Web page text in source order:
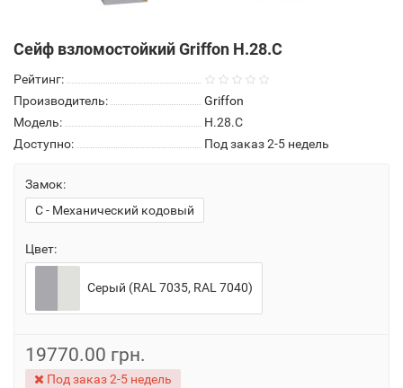
Сейф взломостойкий Griffon H.28.C
Рейтинг:
Производитель:
Griffon
Модель:
H.28.C
Доступно:
Под заказ 2-5 недель
Замок:
C - Механический кодовый
Цвет:
Серый (RAL 7035, RAL 7040)
19770.00 грн.
Под заказ 2-5 недель